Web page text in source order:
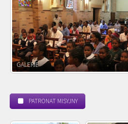
POWOŁANIE
PATRONAT MISYJNY